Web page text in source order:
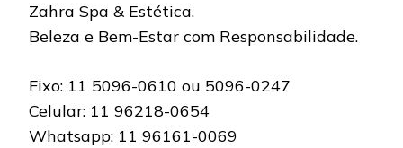
Zahra Spa & Estética.
Beleza e Bem-Estar com Responsabilidade.
Fixo: 11 5096-0610 ou 5096-0247
Celular: 11 96218-0654
Whatsapp: 11 96161-0069